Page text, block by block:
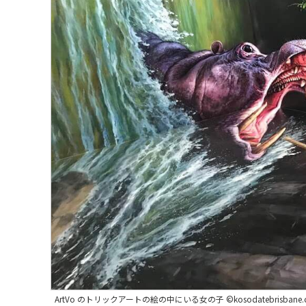
ArtVo のトリックアートの絵の中にいる女の子